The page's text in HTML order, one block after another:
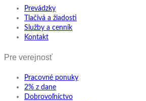
Prevádzky
Tlačivá a žiadosti
Služby a cenník
Kontakt
Pre verejnosť
Pracovné ponuky
2% z dane
Dobrovoľníctvo